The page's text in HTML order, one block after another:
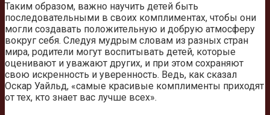
Таким образом, важно научить детей быть
последовательными в своих комплиментах, чтобы они
могли создавать положительную и добрую атмосферу
вокруг себя. Следуя мудрым словам из разных стран
мира, родители могут воспитывать детей, которые
оценивают и уважают других, и при этом сохраняют
свою искренность и уверенность. Ведь, как сказал
Оскар Уайльд, «самые красивые комплименты приходят
от тех, кто знает вас лучше всех».